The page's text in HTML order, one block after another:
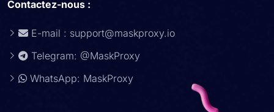
Contactez-nous :
E-mail : support@maskproxy.io
Telegram: @MaskProxy
WhatsApp: MaskProxy